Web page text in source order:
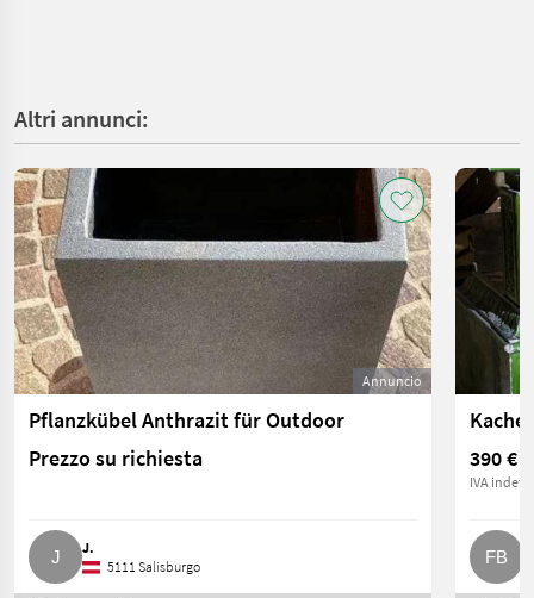
Altri annunci:
Annuncio
Pflanzkübel Anthrazit für Outdoor
Prezzo su richiesta
J.
5111 Salisburgo
390 €
IVA